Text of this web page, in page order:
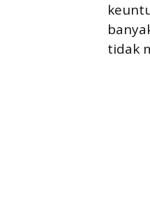
tidak